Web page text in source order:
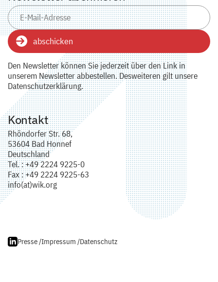
abschicken
Den Newsletter können Sie jederzeit über den Link in
unserem Newsletter abbestellen. Desweiteren gilt unsere
Datenschutzerklärung.
Kontakt
Rhöndorfer Str. 68,
53604 Bad Honnef
Deutschland
Tel. : +49 2224 9225-0
Fax : +49 2224 9225-63
info(at)wik.org
Presse /Impressum /Datenschutz